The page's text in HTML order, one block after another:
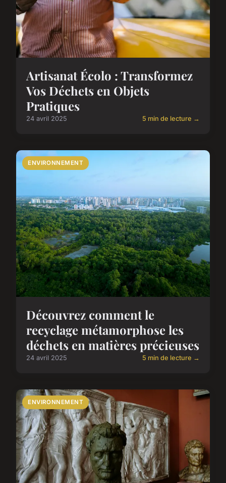
Artisanat Écolo : Transformez
Vos Déchets en Objets
Pratiques
24 avril 2025 5 min de lecture →
ENVIRONNEMENT
Découvrez comment le
recyclage métamorphose les
déchets en matières précieuses
24 avril 2025 5 min de lecture →
ENVIRONNEMENT